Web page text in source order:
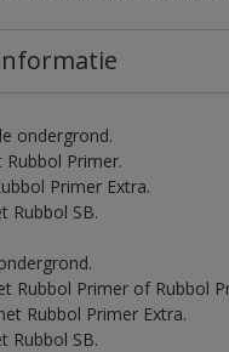
ondergrond.
Primer.
Primer Extra.
Rubbol SB.
Rubbol Primer of Rubbol
Rubbol Primer Extra.
Rubbol SB.